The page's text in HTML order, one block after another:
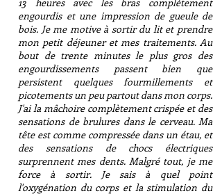
engourdis et une impression de gueule de
bois. Je me motive à sortir du lit et prendre
mon petit déjeuner et mes traitements. Au
bout de trente minutes le plus gros des
engourdissements passent bien que
persistent quelques fourmillements et
picotements un peu partout dans mon corps.
J'ai la mâchoire complètement crispée et des
sensations de brulures dans le cerveau. Ma
tête est comme compressée dans un étau, et
des sensations de chocs électriques
surprennent mes dents. Malgré tout, je me
force à sortir. Je sais à quel point
l'oxygénation du corps et la stimulation du